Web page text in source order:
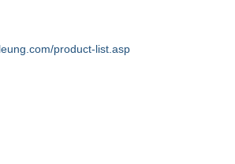
product-list.asp